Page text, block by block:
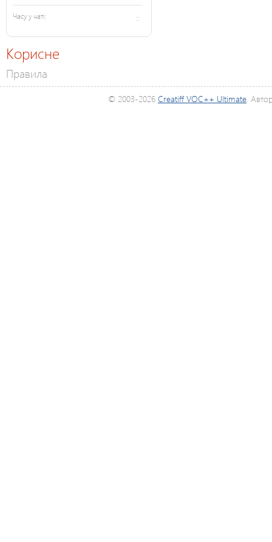
Часу у чаті: ::
Корисне
Правила
© 2003-2026 Creatiff VOC++ Ultimate.